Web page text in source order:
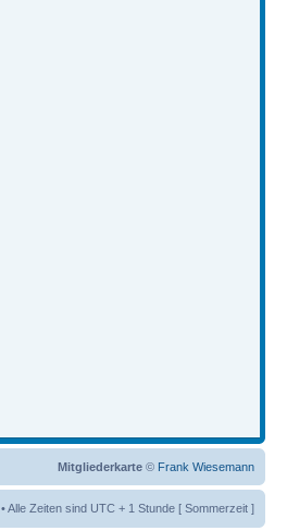
Mitgliederkarte © Frank Wiesemann
• Alle Zeiten sind UTC + 1 Stunde [ Sommerzeit ]